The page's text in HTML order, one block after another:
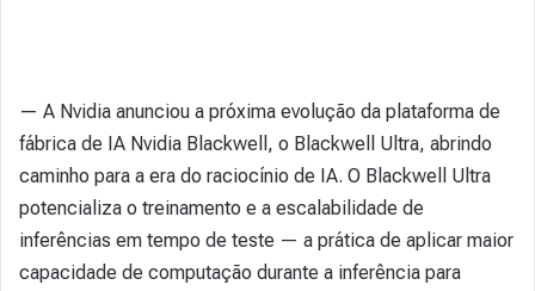
— A Nvidia anunciou a próxima evolução da plataforma de
fábrica de IA Nvidia Blackwell, o Blackwell Ultra, abrindo
caminho para a era do raciocínio de IA. O Blackwell Ultra
potencializa o treinamento e a escalabilidade de
inferências em tempo de teste — a prática de aplicar maior
capacidade de computação durante a inferência para